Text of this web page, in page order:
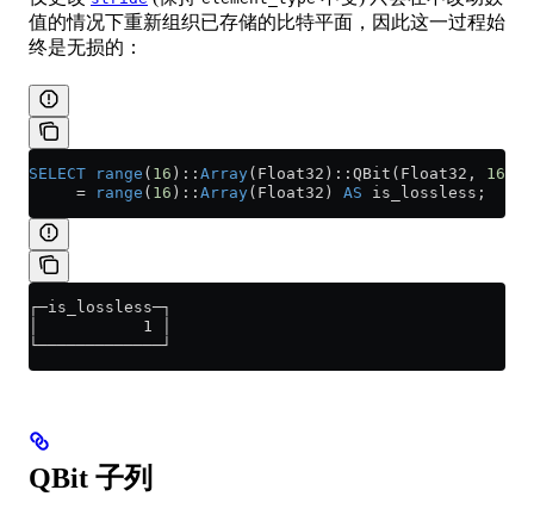
值的情况下重新组织已存储的比特平面，因此这一过程始
终是无损的：
SELECT range ( 16 ):: Array(Float32)::QBit(Float32, 16
     =
range ( 16 ):: Array(Float32) AS is_lossless;
┌─is_lossless─┐
│           1 │
└─────────────┘
QBit 子列